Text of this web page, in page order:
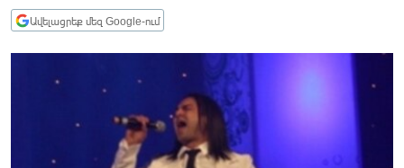
ՀԱՍԱՐԱԿՈՒԹՅՈՒՆ
ՂԱՐԱԲԱՂ
ՊԱՏԵՐԱԶՄԻ 6 ՇԱԲԱԹՆԵՐԸ
ՏԱՐԱԾԱՇՐՋԱՆ
Ավելացրեք մեզ Google-ում